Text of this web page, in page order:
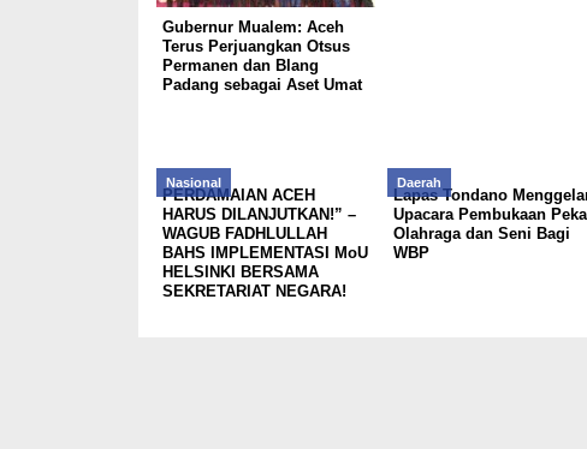
Gubernur Mualem: Aceh
Terus Perjuangkan Otsus
Permanen dan Blang
Padang sebagai Aset Umat
Nasional
PERDAMAIAN ACEH
HARUS DILANJUTKAN!” –
WAGUB FADHLULLAH
BAHS IMPLEMENTASI MoU
HELSINKI BERSAMA
SEKRETARIAT NEGARA!
Daerah
Lapas Tondano
Upacara Pembukaan
Olahraga dan Seni Bagi
WBP